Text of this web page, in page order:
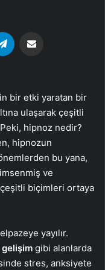
bir etki yaratan bir
ulaşarak çeşitli
hipnoz nedir?
hipnozun
bu yana,
ve
çeşitli biçimleri ortaya
yayılır.
gibi alanlarda
stres, anksiyete